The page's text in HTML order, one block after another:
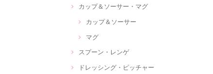
カップ＆ソーサー・マグ
カップ＆ソーサー
マグ
スプーン・レンゲ
ドレッシング・ピッチャー